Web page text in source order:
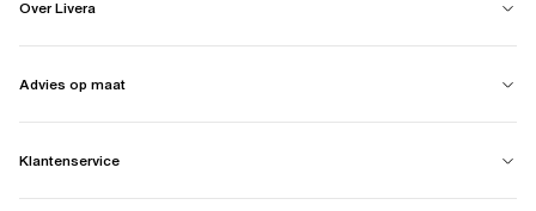
Over Livera
Advies op maat
Klantenservice